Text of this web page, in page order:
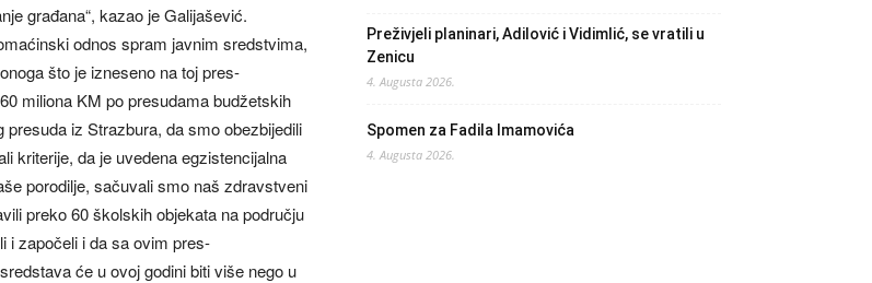
građana“, kazao je Galijašević.
odnos spram javnim sredstvima,
što je izneseno na toj pres-
miliona KM po presudama budžetskih
iz Strazbura, da smo obezbijedili
kriterije, da je uvedena egzistencijalna
porodilje, sačuvali smo naš zdravstveni
preko 60 školskih objekata na području
i započeli i da sa ovim pres-
će u ovoj godini biti više nego u
Preživjeli planinari, Adilović i Vidimlić, se vratili u
Zenicu
4. Augusta 2026.
Spomen za Fadila Imamovića
4. Augusta 2026.